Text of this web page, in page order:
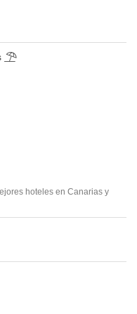
hoteles en Canarias y